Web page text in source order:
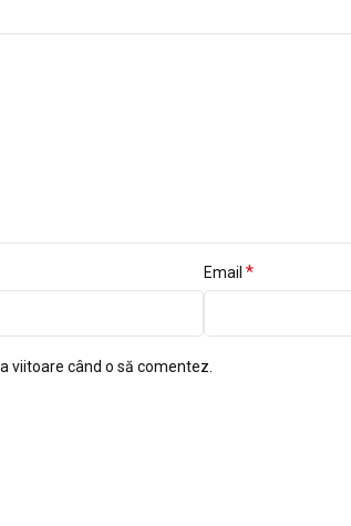
Email *
viitoare când o să comentez.